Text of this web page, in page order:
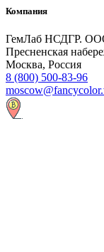
Компания
ГемЛаб НСДГР.
Пресненская
Москва, Россия
8 (800) 500-83-96